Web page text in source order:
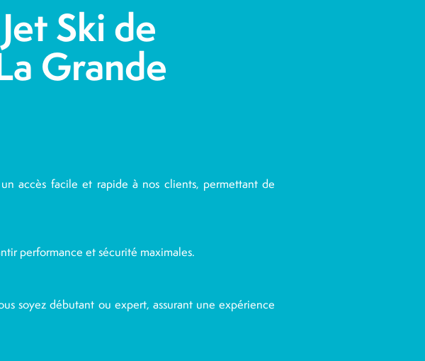
Ski de
Grande
accès facile et rapide à nos clients, permettant de
performance et sécurité maximales.
soyez débutant ou expert, assurant une expérience